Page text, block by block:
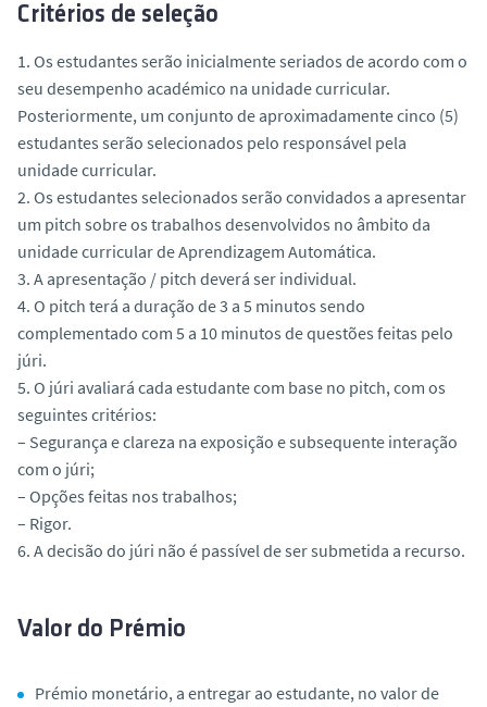
Critérios de seleção
1. Os estudantes serão inicialmente seriados de acordo com o
seu desempenho académico na unidade curricular.
Posteriormente, um conjunto de aproximadamente cinco (5)
estudantes serão selecionados pelo responsável pela
unidade curricular.
2. Os estudantes selecionados serão convidados a apresentar
um pitch sobre os trabalhos desenvolvidos no âmbito da
unidade curricular de Aprendizagem Automática.
3. A apresentação / pitch deverá ser individual.
4. O pitch terá a duração de 3 a 5 minutos sendo
complementado com 5 a 10 minutos de questões feitas pelo
júri.
5. O júri avaliará cada estudante com base no pitch, com os
seguintes critérios:
– Segurança e clareza na exposição e subsequente interação
com o júri;
– Opções feitas nos trabalhos;
– Rigor.
6. A decisão do júri não é passível de ser submetida a recurso.
Valor do Prémio
Prémio monetário, a entregar ao estudante, no valor de